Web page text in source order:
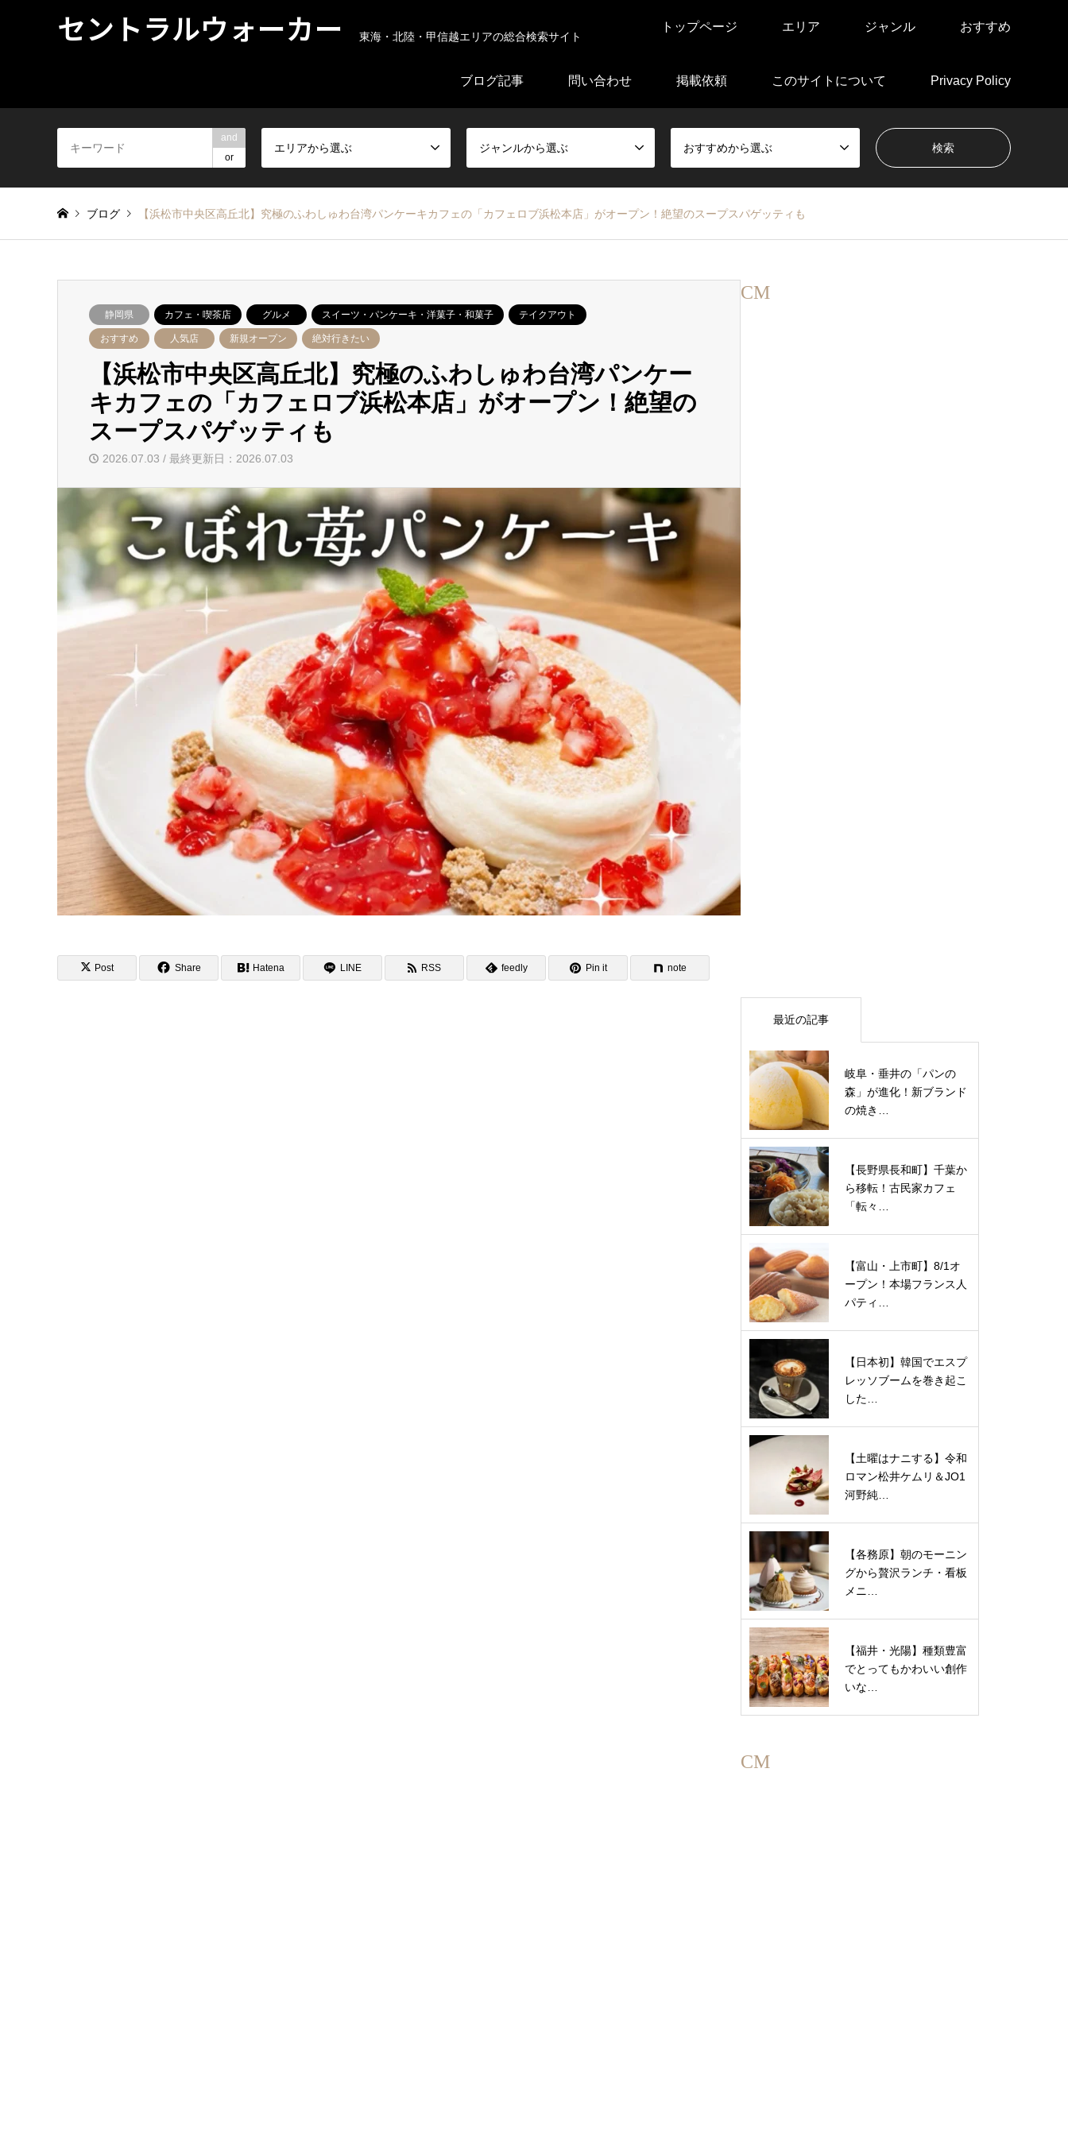
セントラルウォーカー 東海・北陸・甲信越エリアの総合検索サイト
トップページ エリア ジャンル おすすめ
ブログ記事 問い合わせ 掲載依頼 このサイトについて Privacy Policy
and
or
エリアから選ぶ ジャンルから選ぶ おすすめから選ぶ
ブログ 【浜松市中央区高丘北】究極のふわしゅわ台湾パンケーキカフェの「カフェロブ浜松本店」がオープン！絶望のスープスパゲッティも
静岡県 カフェ・喫茶店 グルメ スイーツ・パンケーキ・洋菓子・和菓子 テイクアウト
おすすめ 人気店 新規オープン 絶対行きたい
【浜松市中央区高丘北】究極のふわしゅわ台湾パンケー
キカフェの「カフェロブ浜松本店」がオープン！絶望の
スープスパゲッティも
2026.07.03 / 最終更新日：2026.07.03
Post Share Hatena LINE RSS feedly Pin it note
CM
最近の記事
岐阜・垂井の「パンの
森」が進化！新ブランド
の焼き…
【長野県長和町】千葉か
ら移転！古民家カフェ
「転々…
【富山・上市町】8/1オ
ープン！本場フランス人
パティ…
【日本初】韓国でエスプ
レッソブームを巻き起こ
した…
【土曜はナニする】令和
ロマン松井ケムリ＆JO1
河野純…
【各務原】朝のモーニン
グから贅沢ランチ・看板
メニ…
【福井・光陽】種類豊富
でとってもかわいい創作
いな…
CM